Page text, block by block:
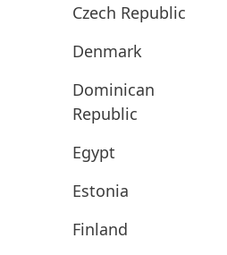
Czech Republic
Denmark
Dominican
Republic
Egypt
Estonia
Finland